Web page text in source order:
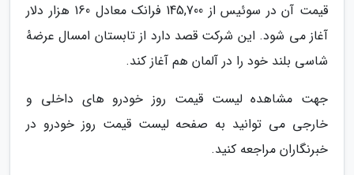
قیمت آن در سوئیس از 145,700 فرانک معادل 160 هزار دلار
آغاز می شود. این شرکت قصد دارد از تابستان امسال عرضهٔ
شاسی بلند خود را در آلمان هم آغاز کند.
جهت مشاهده لیست قیمت روز خودرو های داخلی و
خارجی می توانید به صفحه لیست قیمت روز خودرو در
خبرنگاران مراجعه کنید.